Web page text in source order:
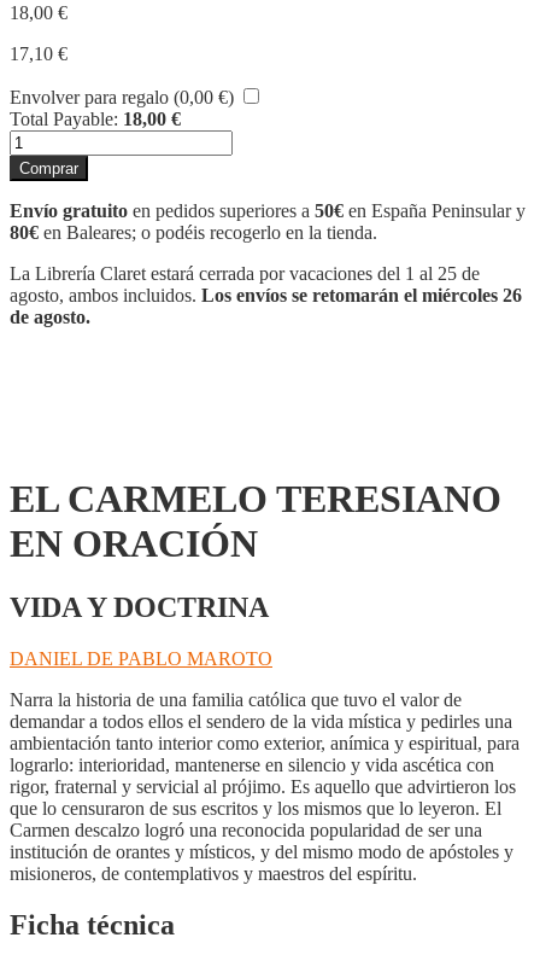
18,00 €
17,10 €
Envolver para regalo (0,00 €)
Total Payable: 18,00 €
EL
CARMELO
TERESIANO
EN
ORACIÓN
Comprar
Envío gratuito en pedidos superiores a 50€ en España Peninsular y
80€ en Baleares; o podéis recogerlo en la tienda.
La Librería Claret estará cerrada por vacaciones del 1 al 25 de
agosto, ambos incluidos. Los envíos se retomarán el miércoles 26
de agosto.
EL CARMELO TERESIANO
EN ORACIÓN
VIDA Y DOCTRINA
DANIEL DE PABLO MAROTO
Narra la historia de una familia católica que tuvo el valor de
demandar a todos ellos el sendero de la vida mística y pedirles una
ambientación tanto interior como exterior, anímica y espiritual, para
lograrlo: interioridad, mantenerse en silencio y vida ascética con
rigor, fraternal y servicial al prójimo. Es aquello que advirtieron los
que lo censuraron de sus escritos y los mismos que lo leyeron. El
Carmen descalzo logró una reconocida popularidad de ser una
institución de orantes y místicos, y del mismo modo de apóstoles y
misioneros, de contemplativos y maestros del espíritu.
Ficha técnica